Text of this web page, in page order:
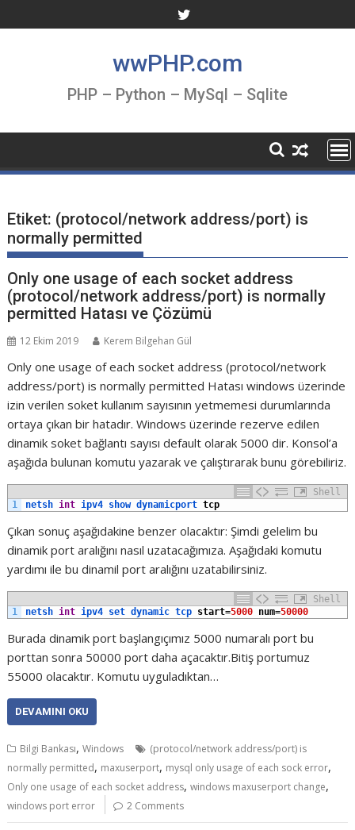
to
wwPHP.com
PHP – Python – MySql – Sqlite
Etiket: (protocol/network address/port) is
normally permitted
Only one usage of each socket address
(protocol/network address/port) is normally
permitted Hatası ve Çözümü
12 Ekim 2019 Kerem Bilgehan Gül
Only one usage of each socket address (protocol/network
address/port) is normally permitted Hatası windows üzerinde
izin verilen soket kullanım sayısının yetmemesi durumlarında
ortaya çıkan bir hatadır. Windows üzerinde rezerve edilen
dinamik soket bağlantı sayısı default olarak 5000 dir. Konsol’a
aşağıda bulunan komutu yazarak ve çalıştırarak bunu görebiliriz.
Shell
1
netsh int ipv4 show dynamicport tcp
Çıkan sonuç aşağıdakine benzer olacaktır: Şimdi gelelim bu
dinamik port aralığını nasıl uzatacağımıza. Aşağıdaki komutu
yardımı ile bu dinamil port aralığını uzatabilirsiniz.
Shell
1
netsh int ipv4 set dynamic tcp start=5000 num=50000
Burada dinamik port başlangıçımız 5000 numaralı port bu
porttan sonra 50000 port daha açacaktır.Bitiş portumuz
55000 olacaktır. Komutu uyguladıktan…
DEVAMINI OKU
Bilgi Bankası,Windows
(protocol/network address/port) is
normally permitted, maxuserport, mysql only usage of each sock error,
Only one usage of each socket address,windows maxuserport change,
windows port error 2 Comments